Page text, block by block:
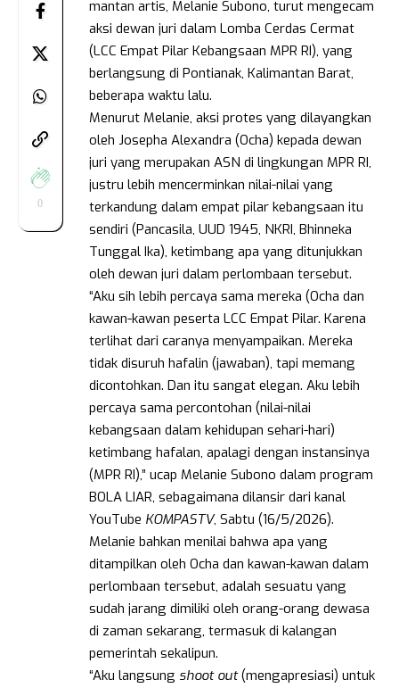
0
mantan artis, Melanie Subono, turut mengecam
aksi dewan juri dalam Lomba Cerdas Cermat
(LCC Empat Pilar Kebangsaan MPR RI), yang
berlangsung di Pontianak, Kalimantan Barat,
beberapa waktu lalu.
Menurut Melanie, aksi protes yang dilayangkan
oleh Josepha Alexandra (Ocha) kepada dewan
juri yang merupakan ASN di lingkungan MPR RI,
justru lebih mencerminkan nilai-nilai yang
terkandung dalam empat pilar kebangsaan itu
sendiri (Pancasila, UUD 1945, NKRI, Bhinneka
Tunggal Ika), ketimbang apa yang ditunjukkan
oleh dewan juri dalam perlombaan tersebut.
“Aku sih lebih percaya sama mereka (Ocha dan
kawan-kawan peserta LCC Empat Pilar. Karena
terlihat dari caranya menyampaikan. Mereka
tidak disuruh hafalin (jawaban), tapi memang
dicontohkan. Dan itu sangat elegan. Aku lebih
percaya sama percontohan (nilai-nilai
kebangsaan dalam kehidupan sehari-hari)
ketimbang hafalan, apalagi dengan instansinya
(MPR RI),” ucap Melanie Subono dalam program
BOLA LIAR, sebagaimana dilansir dari kanal
YouTube KOMPASTV, Sabtu (16/5/2026).
Melanie bahkan menilai bahwa apa yang
ditampilkan oleh Ocha dan kawan-kawan dalam
perlombaan tersebut, adalah sesuatu yang
sudah jarang dimiliki oleh orang-orang dewasa
di zaman sekarang, termasuk di kalangan
pemerintah sekalipun.
“Aku langsung shoot out(mengapresiasi) untuk